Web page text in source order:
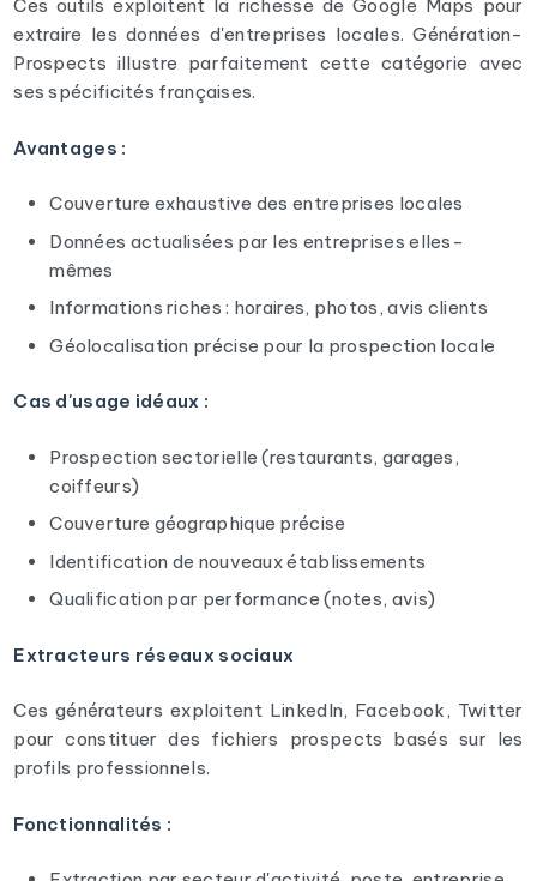
Ces outils exploitent la richesse de Google Maps pour
extraire les données d'entreprises locales. Génération-
Prospects illustre parfaitement cette catégorie avec
ses spécificités françaises.
Avantages :
Couverture exhaustive des entreprises locales
Données actualisées par les entreprises elles-
mêmes
Informations riches : horaires, photos, avis clients
Géolocalisation précise pour la prospection locale
Cas d'usage idéaux :
Prospection sectorielle (restaurants, garages,
coiffeurs)
Couverture géographique précise
Identification de nouveaux établissements
Qualification par performance (notes, avis)
Extracteurs réseaux sociaux
Ces générateurs exploitent LinkedIn, Facebook, Twitter
pour constituer des fichiers prospects basés sur les
profils professionnels.
Fonctionnalités :